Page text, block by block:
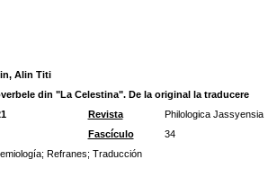
Alin Titi
din "La Celestina". De la original la traducere
Revista
Philologica Jassyensia
Fascículo
34
; Refranes; Traducción